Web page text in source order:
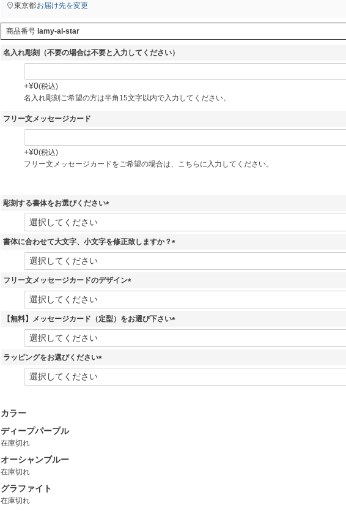
東京都お届け先を変更
商品番号 lamy-al-star
名入れ彫刻（不要の場合は不要と入力してください）
+¥0 税込
名入れ彫刻ご希望の方は半角15文字以内で入力してください。
フリー文メッセージカード
+¥0 税込
フリー文メッセージカードをご希望の場合は、こちらに入力してください。
彫刻する書体をお選びください
(
須
書体に合わせて大文字、小文字を修正致しますか？
(
フリー文メッセージカードのデザイン
(
須
【無料】メッセージカード（定型）をお選び下さい
(
ラッピングをお選びください
(
カラー
ディープパープル
在庫切れ
オーシャンブルー
在庫切れ
グラファイト
在庫切れ